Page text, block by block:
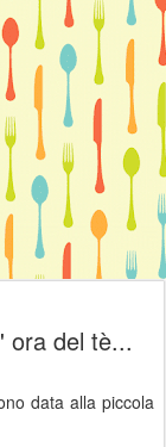
ora del tè...
data alla piccola